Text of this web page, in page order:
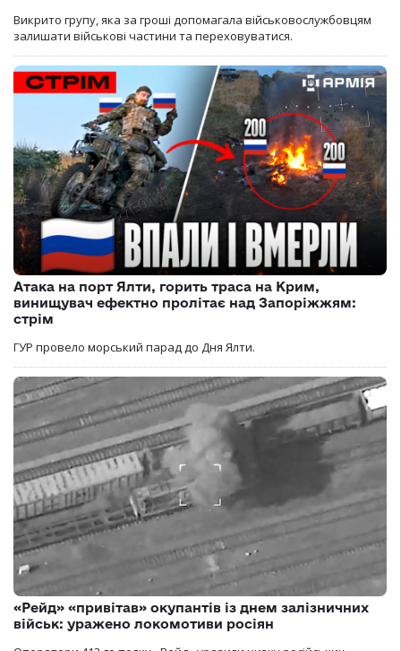
Викрито групу, яка за гроші допомагала військовослужбовцям
залишати військові частини та переховуватися.
Атака на порт Ялти, горить траса на Крим,
винищувач ефектно пролітає над Запоріжжям:
стрім
ГУР провело морський парад до Дня Ялти.
«Рейд» «привітав» окупантів із днем залізничних
військ: уражено локомотиви росіян